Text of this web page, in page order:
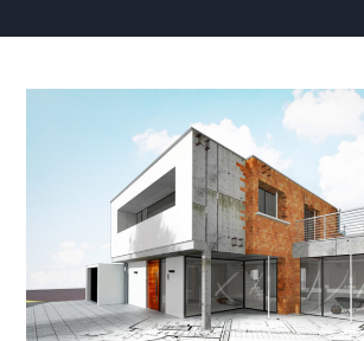
Eigenschappen:
Duurzame
en